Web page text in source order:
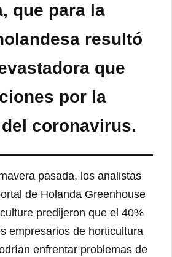
que para la
resultó
que
por la
coronavirus.
pasada, los analistas
de Holanda Greenhouse
predijeron que el 40%
empresarios de horticultura
enfrentar problemas de